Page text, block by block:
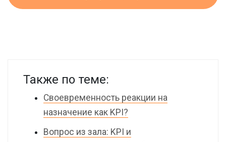
Также по теме:
Своевременность реакции на
назначение как KPI?
Вопрос из зала: KPI и